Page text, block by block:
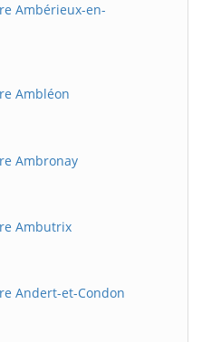
Ambérieux-en-
Ambléon
Ambronay
Ambutrix
Andert-et-Condon